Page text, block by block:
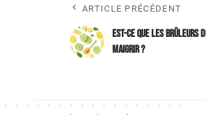
ARTICLE PRÉCÉDENT
Est-ce que les brûleurs
maigrir ?